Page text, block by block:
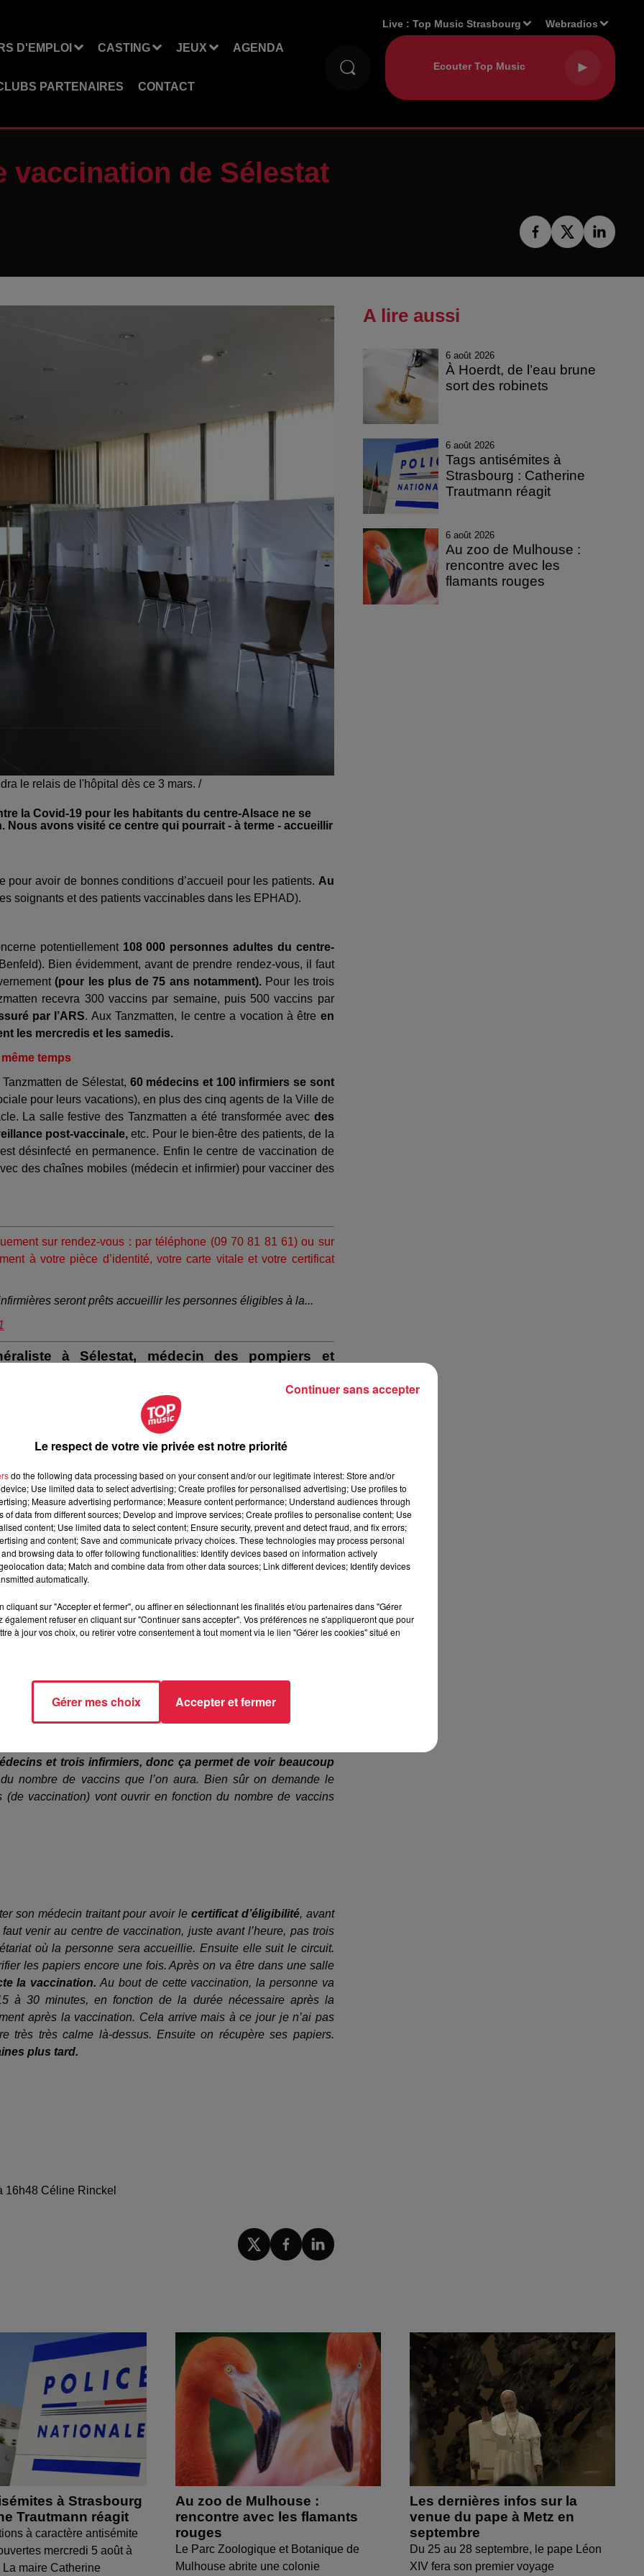
D'EMPLOI CASTING JEUX AGENDA
PARTENAIRES CONTACT
Live :Top Music Strasbourg Webradios
vaccination de Sélestat
le relais de l'hôpital dès ce 3 mars. /
la Covid-19 pour les habitants du centre-Alsace ne se
Nous avons visité ce centre qui pourrait - à terme - accueillir
pour avoir de bonnes conditions d’accueil pour les patients. Au
soignants et des patients vaccinables dans les EPHAD).
potentiellement108 000 personnes adultes du centre-
Bien évidemment, avant de prendre rendez-vous, il faut
(pour les plus de 75 ans notamment). Pour les trois
recevra 300 vaccins par semaine, puis 500 vaccins par
par l’ARS. Aux Tanzmatten, le centre a vocation à être en
les mercredis et les samedis.
temps
de Sélestat, 60 médecins et 100 infirmiers se sont
pour leurs vacations), en plus des cinq agents de la Ville de
La salle festive des Tanzmatten a été transformée avec des
post-vaccinale, etc. Pour le bien-être des patients, de la
désinfecté en permanence. Enfin le centre de vaccination de
des chaînes mobiles (médecin et infirmier) pour vacciner des
sur rendez-vous : par téléphone (09 70 81 81 61) ou sur
à votre pièce d’identité, votre carte vitale et votre certificat
seront prêts accueillir les personnes éligibles à la...
à Sélestat, médecin des pompiers et
de vaccination.
vaccination ?
Parce qu’il permet d’avoir beaucoup de place, d’
qu’on a, avec une réelle montée en puissance possible -,
gens ne se croisent pas en entrant et en sortant. Donc c’est
ce qui manquait à l’hôpital (de Sélestat). Donc c’est vraiment
que c’est
de contacts, c’est 50 coups de fil par jour. C’est extrêmement
très content. Mais il ne faut pas rester sur son repos car après
à-dire un médecin et un infirmier tous les jours,
et trois infirmiers, donc ça permet de voir beaucoup
nombre de vaccins que l’on aura. Bien sûr on demande le
(de vaccination) vont ouvrir en fonction du nombre de vaccins
son médecin traitant pour avoir lecertificat d’éligibilité, avant
venir au centre de vaccination, juste avant l’heure, pas trois
où la personne sera accueillie. Ensuite elle suit le circuit.
les papiers encore une fois. Après on va être dans une salle
la vaccination. Au bout de cette vaccination, la personne va
à 30 minutes, en fonction de la durée nécessaire après la
après la vaccination. Cela arrive mais à ce jour je n’ai pas
très très calme là-dessus. Ensuite on récupère ses papiers.
plus tard.
16h48 Céline Rinckel
A lire aussi
6 août 2026
À Hoerdt, de l’eau brune
sort des robinets
6 août 2026
Tags antisémites à
Strasbourg : Catherine
Trautmann réagit
6 août 2026
Au zoo de Mulhouse :
rencontre avec les
flamants rouges
à Strasbourg
Trautmann réagit
à caractère antisémite
mercredi 5 août à
La maire Catherine
Au zoo de Mulhouse :
rencontre avec les flamants
rouges
Le Parc Zoologique et Botanique de
Mulhouse abrite une colonie
Les dernières infos sur la
venue du pape à Metz en
septembre
Du 25 au 28 septembre, le pape Léon
XIV fera son premier voyage
Le respect de votre vie privée est notre priorité
do the following data processing based on your consent and/or our legitimate interest: Store and/or
Use limited data to select advertising; Create profiles for personalised advertising; Use profiles to
Measure advertising performance; Measure content performance; Understand audiences through
of data from different sources; Develop and improve services; Create profiles to personalise content; Use
content; Use limited data to select content; Ensure security, prevent and detect fraud, and fix errors;
and content; Save and communicate privacy choices. These technologies may process personal
browsing data to offer following functionalities: Identify devices based on information actively
data; Match and combine data from other data sources; Link different devices; Identify devices
automatically.
cliquant sur "Accepter et fermer", ou affiner en sélectionnant les finalités et/ou partenaires dans "Gérer
également refuser en cliquant sur "Continuer sans accepter". Vos préférences ne s'appliqueront que pour
à jour vos choix, ou retirer votre consentement à tout moment via le lien "Gérer les cookies" situé en
Gérer mes choix Accepter et fermer
Continuer sans accepter